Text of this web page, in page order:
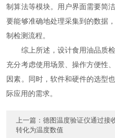
制算法等模块。用户界面需要简
要能够准确地处理采集到的数据
制检测流程。
综上所述，设计食用油品质检
充分考虑使用场景、操作方便性
因素。同时，软件和硬件的选型
际应用的需求。
上一篇：德图温度验证仪通过接
转化为温度数值